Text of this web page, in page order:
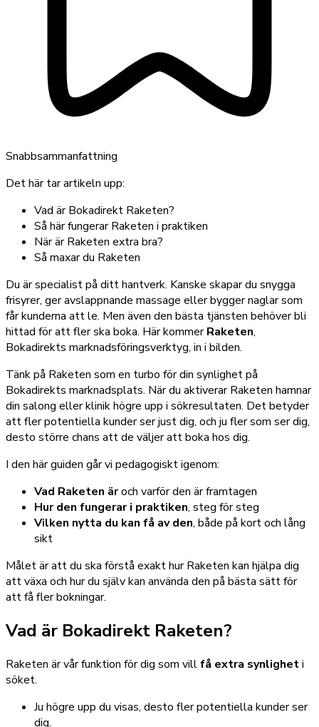
Snabbsammanfattning
Det här tar artikeln upp:
Vad är Bokadirekt Raketen?
Så här fungerar Raketen i praktiken
När är Raketen extra bra?
Så maxar du Raketen
Du är specialist på ditt hantverk. Kanske skapar du snygga
frisyrer, ger avslappnande massage eller bygger naglar som
får kunderna att le. Men även den bästa tjänsten behöver bli
hittad för att fler ska boka. Här kommerRaketen,
Bokadirekts marknadsföringsverktyg, in i bilden.
Tänk på Raketen som en turbo för din synlighet på
Bokadirekts marknadsplats. När du aktiverar Raketen hamnar
din salong eller klinik högre upp i sökresultaten. Det betyder
att fler potentiella kunder ser just dig, och ju fler som ser dig,
desto större chans att de väljer att boka hos dig.
I den här guiden går vi pedagogiskt igenom:
Vad Raketen äroch varför den är framtagen
Hur den fungerar i praktiken, steg för steg
Vilken nytta du kan få av den, både på kort och lång
sikt
Målet är att du ska förstå exakt hur Raketen kan hjälpa dig
att växa och hur du själv kan använda den på bästa sätt för
att få fler bokningar.
Vad är Bokadirekt Raketen?
Raketen är vår funktion för dig som villfå extra synligheti
söket.
Ju högre upp du visas, desto fler potentiella kunder ser
dig.